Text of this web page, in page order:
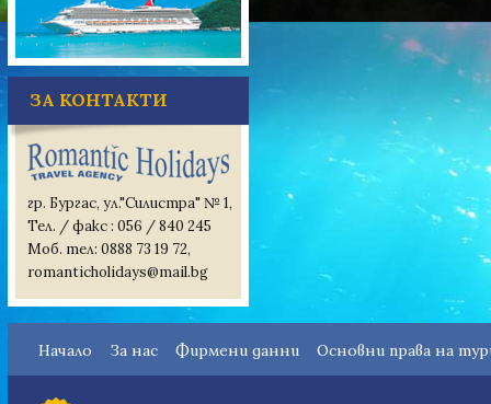
ЗА КОНТАКТИ
гр. Бургас, ул."Силистра" № 1,
Тел. / факс : 056 / 840 245
Моб. тел: 0888 73 19 72,
romanticholidays@mail.bg
Начало За нас Фирмени данни Основни права на